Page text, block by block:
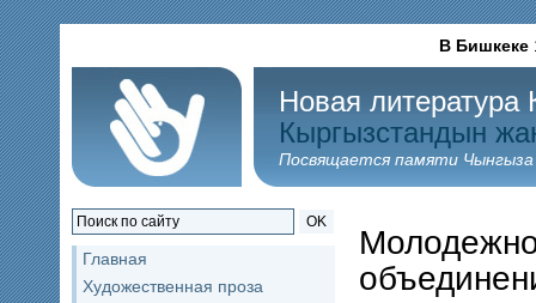
В Бишкеке
Новая литература
Кыргызстандын
Посвящается памяти
OK
Главная
Художественная проза